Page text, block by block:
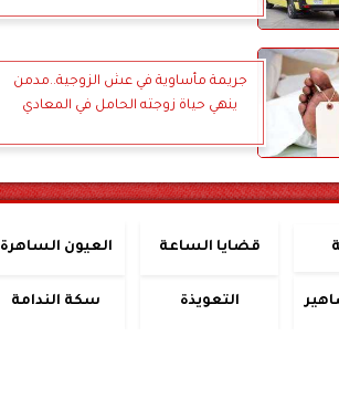
جريمة مأساوية في عش الزوجية..مدمن
ينهي حياة زوجته الحامل في المعادي
قضايا الساعة العيون الساهرة
التعويذة سكة الندامة